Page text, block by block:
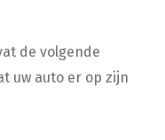
de volgende
uw auto er op zijn